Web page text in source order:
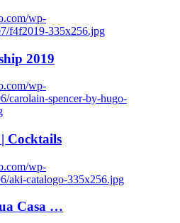
wp-
f4f2019-335x256.jpg
2019
wp-
carolain-spencer-by-hugo-
Cocktails
wp-
aki-catalogo-335x256.jpg
Casa …